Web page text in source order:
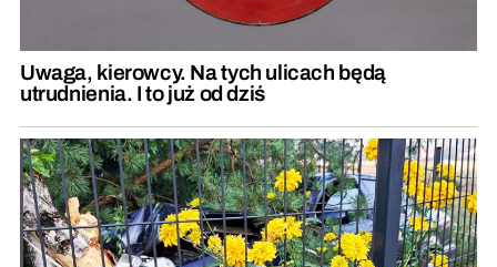
Uwaga, kierowcy. Na tych ulicach będą
utrudnienia. I to już od dziś